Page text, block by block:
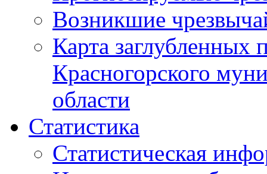
Возникшие
Карта
Красногорского
области
Статистика
Статистическая